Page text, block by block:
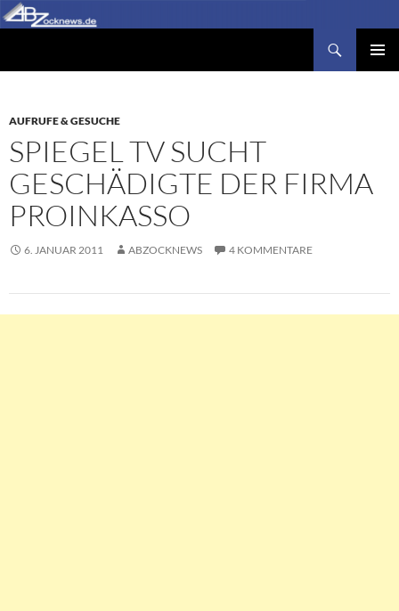
Zum
Inhalt
AUFRUFE & GESUCHE
SPIEGEL TV SUCHT
GESCHÄDIGTE DER FIRMA
PROINKASSO
6. JANUAR 2011 ABZOCKNEWS 4 KOMMENTARE